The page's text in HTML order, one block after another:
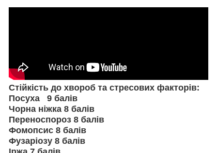
Стійкість до хвороб та стресових факторів:
Посуха 9 балів
Чорна ніжка 8 балів
Переноспороз 8 балів
Фомопсис 8 балів
Фузаріозу 8 балів